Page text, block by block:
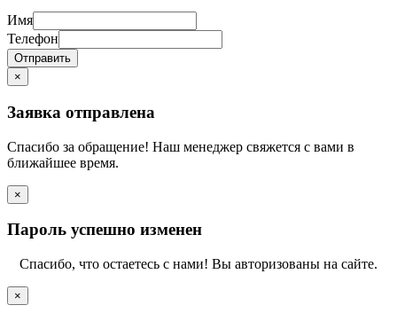
Имя
Телефон
Отправить
×
Заявка отправлена
Спасибо за обращение! Наш менеджер свяжется с вами в
ближайшее время.
×
Пароль успешно изменен
Спасибо, что остаетесь с нами! Вы авторизованы на сайте.
×